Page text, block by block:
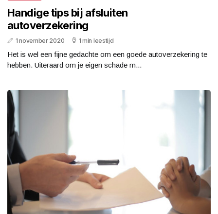
Handige tips bij afsluiten
autoverzekering
1 november 2020 1 min leestijd
Het is wel een fijne gedachte om een goede autoverzekering te
hebben. Uiteraard om je eigen schade m...